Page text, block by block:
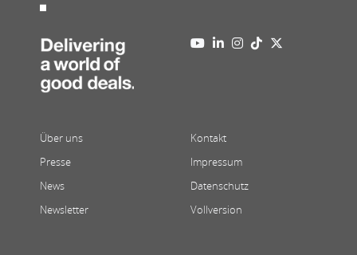
Über uns
Presse
News
Newsletter
Kontakt
Impressum
Datenschutz
Vollversion